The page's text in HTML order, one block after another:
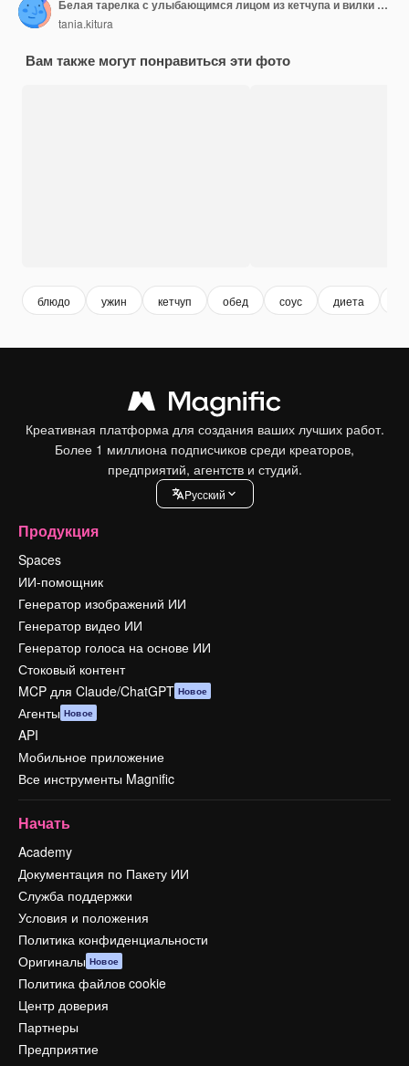
Белая тарелка с улыбающимся лицом из кетчупа и вилки на деревянной поверхности.
tania.kitura
Вам также могут понравиться эти фото
блюдо ужин кетчуп обед соус диета
Креативная платформа для создания ваших лучших работ.
Более 1 миллиона подписчиков среди креаторов,
предприятий, агентств и студий.
Pусский
Продукция
Spaces
ИИ-помощник
Генератор изображений ИИ
Генератор видео ИИ
Генератор голоса на основе ИИ
Стоковый контент
MCP для Claude/ChatGPT Новое
Агенты Новое
API
Мобильное приложение
Все инструменты Magnific
Начать
Academy
Документация по Пакету ИИ
Служба поддержки
Условия и положения
Политика конфиденциальности
Оригиналы Новое
Политика файлов cookie
Центр доверия
Партнеры
Предприятие